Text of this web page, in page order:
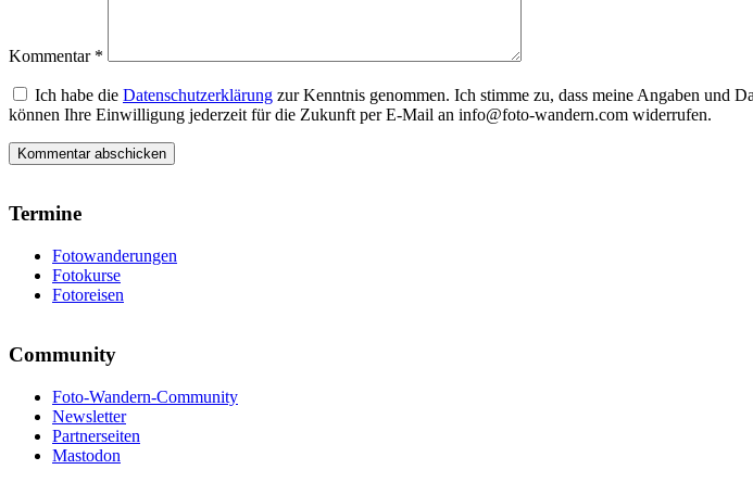
Kommentar *
Ich habe die Datenschutzerklärung zur Kenntnis genommen. Ich stimme zu, dass meine Angaben und
können Ihre Einwilligung jederzeit für die Zukunft per E-Mail an info@foto-wandern.com widerrufen.
Termine
Fotowanderungen
Fotokurse
Fotoreisen
Community
Foto-Wandern-Community
Newsletter
Partnerseiten
Mastodon